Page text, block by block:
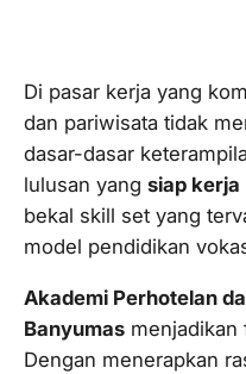
Di pasar kerja yang
dan pariwisata tidak
dasar-dasar
lulusan yang siap kerja
bekal skill set yang
model pendidikan
Akademi Perhotelan
Banyumas menjadikan
Dengan menerapkan